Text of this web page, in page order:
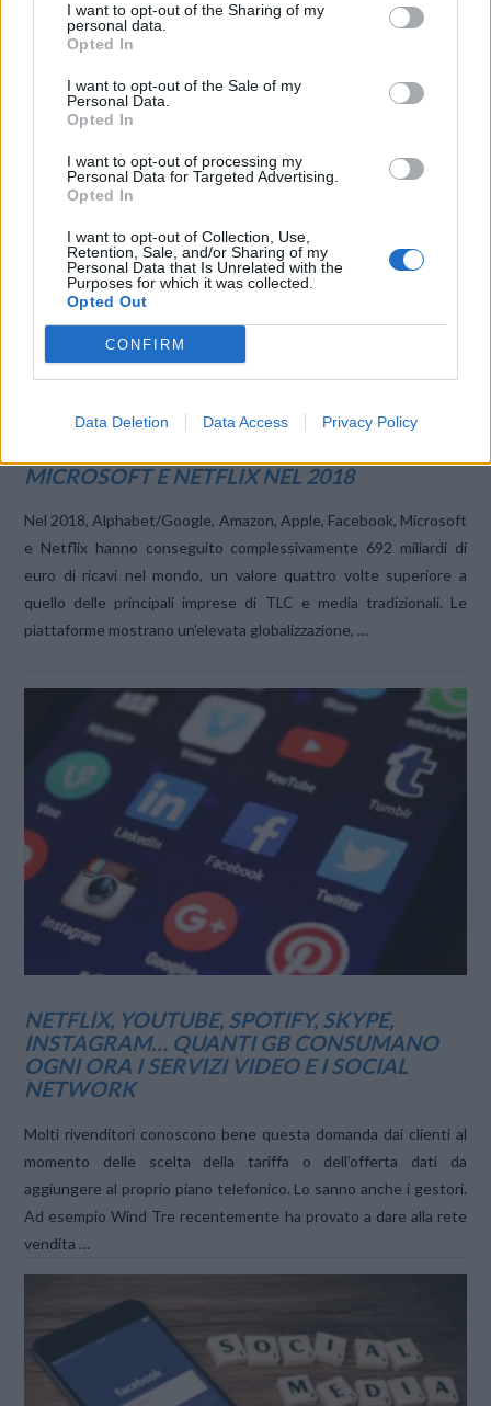
I want to opt-out of the Sharing of my
personal data.
Opted In
I want to opt-out of the Sale of my
Personal Data.
Opted In
I want to opt-out of processing my
Personal Data for Targeted Advertising.
Opted In
I want to opt-out of Collection, Use,
Retention, Sale, and/or Sharing of my
Personal Data that Is Unrelated with the
Purposes for which it was collected.
Opted Out
CONFIRM
Data Deletion Data Access Privacy Policy
VIEW POST
inottemperanza nei confronti di Facebook per non aver attuato
quanto prescritto nel proprio provvedimento del 29 novembre
VIEW POST
ECCO QUANTO HANNO GUADAGNATO
MICROSOFT E NETFLIX NEL 2018
Nel 2018, Alphabet/Google, Amazon, Apple, Facebook, Microsoft
e Netflix hanno conseguito complessivamente 692 miliardi di
euro di ricavi nel mondo, un valore quattro volte superiore a
quello delle principali imprese di TLC e media tradizionali. Le
piattaforme mostrano un’elevata globalizzazione, …
NETFLIX, YOUTUBE, SPOTIFY, SKYPE,
INSTAGRAM… QUANTI GB CONSUMANO
OGNI ORA I SERVIZI VIDEO E I SOCIAL
NETWORK
Molti rivenditori conoscono bene questa domanda dai clienti al
momento delle scelta della tariffa o dell’offerta dati da
aggiungere al proprio piano telefonico. Lo sanno anche i gestori.
Ad esempio Wind Tre recentemente ha provato a dare alla rete
vendita …